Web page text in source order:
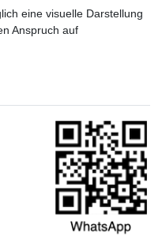
eine visuelle Darstellung
Anspruch auf